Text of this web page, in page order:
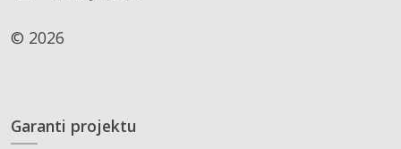
© 2026
Garanti projektu